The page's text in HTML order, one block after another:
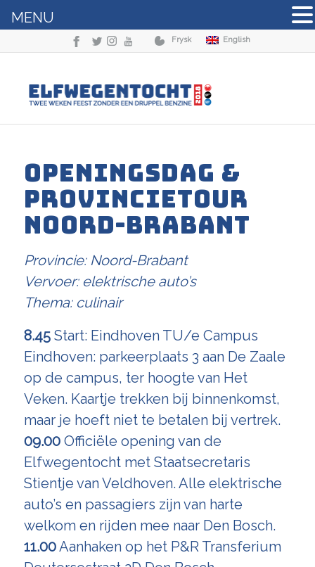
Frysk English
OPENINGSDAG &
PROVINCIETOUR
NOORD-BRABANT
Provincie: Noord-Brabant
Vervoer: elektrische auto’s
Thema: culinair
8.45Start: Eindhoven TU/e Campus
Eindhoven: parkeerplaats 3 aan De Zaale
op de campus, ter hoogte van Het
Veken. Kaartje trekken bij binnenkomst,
maar je hoeft niet te betalen bij vertrek.
09.00Officiële opening van de
Elfwegentocht met Staatsecretaris
Stientje van Veldhoven. Alle elektrische
auto’s en passagiers zijn van harte
welkom en rijden mee naar Den Bosch.
11.00Aanhaken op het P&R Transferium
MENU